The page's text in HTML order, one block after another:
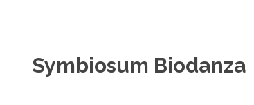
Symbiosum Biodanza